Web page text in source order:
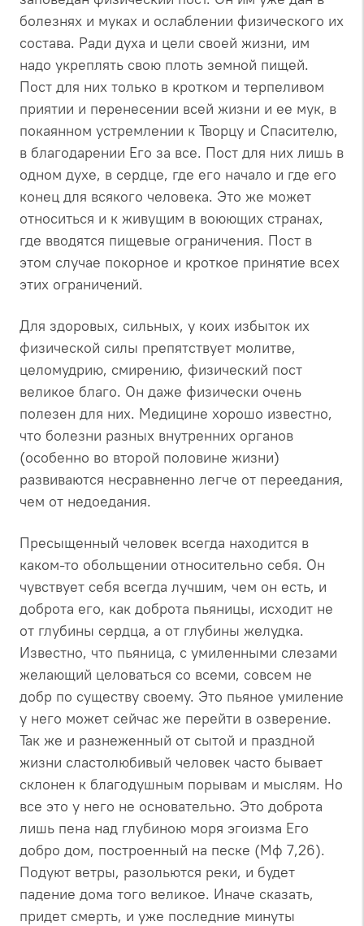
болезнях и муках и ослаблении физического их
состава. Ради духа и цели своей жизни, им
надо укреплять свою плоть земной пищей.
Пост для них только в кротком и терпеливом
приятии и перенесении всей жизни и ее мук, в
покаянном устремлении к Творцу и Спасителю,
в благодарении Его за все. Пост для них лишь в
одном духе, в сердце, где его начало и где его
конец для всякого человека. Это же может
относиться и к живущим в воюющих странах,
где вводятся пищевые ограничения. Пост в
этом случае покорное и кроткое принятие всех
этих ограничений.
Для здоровых, сильных, у коих избыток их
физической силы препятствует молитве,
целомудрию, смирению, физический пост
великое благо. Он даже физически очень
полезен для них. Медицине хорошо известно,
что болезни разных внутренних органов
(особенно во второй половине жизни)
развиваются несравненно легче от переедания,
чем от недоедания.
Пресыщенный человек всегда находится в
каком-то обольщении относительно себя. Он
чувствует себя всегда лучшим, чем он есть, и
доброта его, как доброта пьяницы, исходит не
от глубины сердца, а от глубины желудка.
Известно, что пьяница, с умиленными слезами
желающий целоваться со всеми, совсем не
добр по существу своему. Это пьяное умиление
у него может сейчас же перейти в озверение.
Так же и разнеженный от сытой и праздной
жизни сластолюбивый человек часто бывает
склонен к благодушным порывам и мыслям. Но
все это у него не основательно. Это доброта
лишь пена над глубиною моря эгоизма Его
добро дом, построенный на песке (Мф 7,26).
Подуют ветры, разольются реки, и будет
падение дома того великое. Иначе сказать,
придет смерть, и уже последние минуты